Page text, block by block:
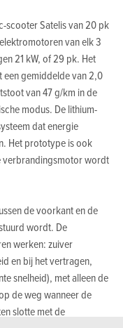
scooter Satelis van 20 pk
van elk 3
21 kW, of 29 pk. Het
gemiddelde van 2,0
van 47 g/km in de
modus. De lithium-
dat energie
Het prototype is ook
verbrandingsmotor wordt
de voorkant en de
wordt. De
werken: zuiver
en bij het vertragen,
snelheid), met alleen de
de weg wanneer de
slotte met de